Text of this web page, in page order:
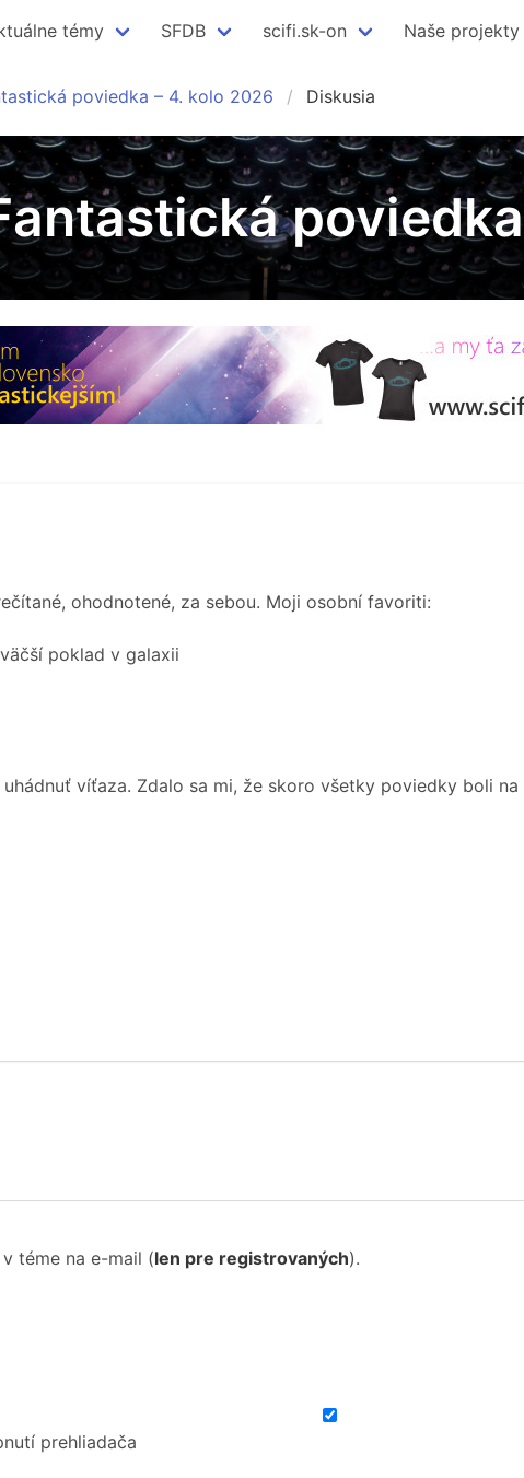
témy SFDB scifi.sk-on Naše projekty
poviedka – 4. kolo 2026 Diskusia
ohodnotené, za sebou. Moji osobní favoriti:
poklad v galaxii
víťaza. Zdalo sa mi, že skoro všetky poviedky boli
téme na e-mail (len pre registrovaných).
prehliadača